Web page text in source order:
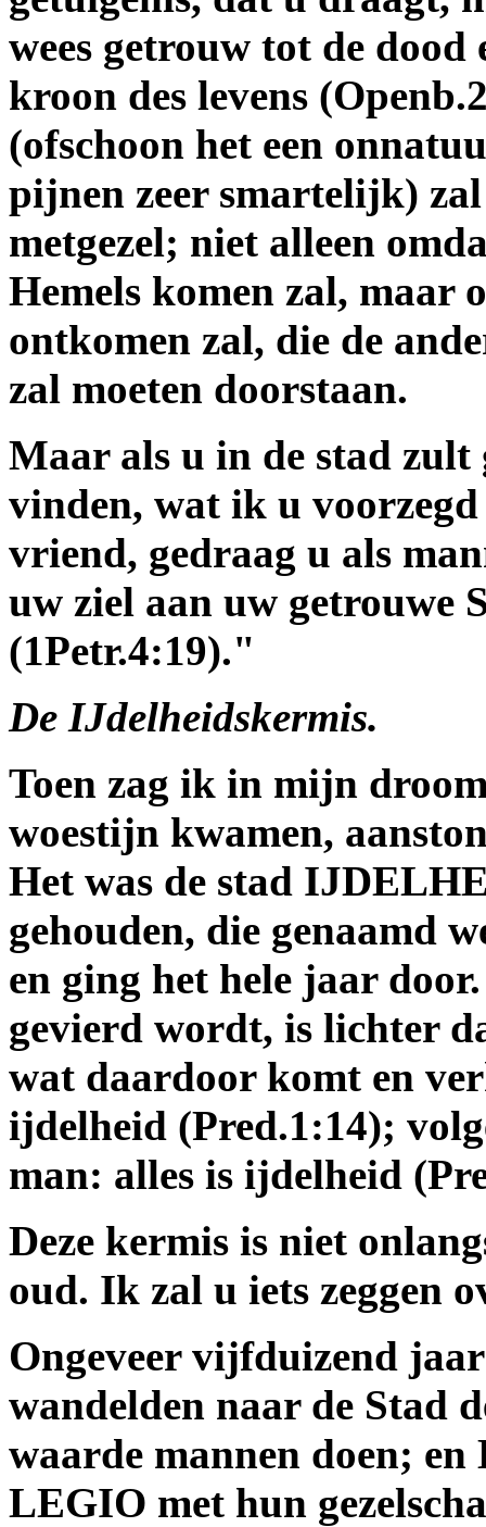
wees getrouw tot de
kroon des levens
(ofschoon het een
pijnen zeer smartelijk)
metgezel; niet alleen
Hemels komen zal, maar
ontkomen zal, die de
zal moeten doorstaan.
Maar als u in de stad
vinden, wat ik u
vriend, gedraag u als
uw ziel aan uw getrouwe
(1Petr.4:19)."
De IJdelheidskermis.
Toen zag ik in mijn
woestijn kwamen,
Het was de stad
gehouden, die genaamd
en ging het hele jaar
gevierd wordt, is lichter
wat daardoor komt en
ijdelheid (Pred.1:14);
man: alles is ijdelheid
Deze kermis is niet
oud. Ik zal u iets zeggen
Ongeveer vijfduizend
wandelden naar de Stad
waarde mannen doen;
LEGIO met hun